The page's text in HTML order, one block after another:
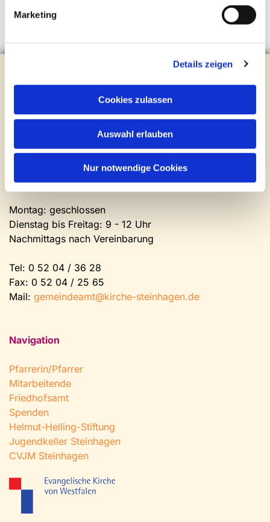
Marketing
Details zeigen
Cookies zulassen
Auswahl erlauben
Nur notwendige Cookies
Evangelische Kirchengemeinde Steinhagen
Brockhagener Straße 28 | 33803 Steinhagen
0 52 04 / 36 28
Mail:gemeindeamt@kirche-steinhagen.de
Newsletter abonnieren
Kontakt und Öffnungszeiten
Gemeinde- und Friedhofsamt
Montag: geschlossen
Dienstag bis Freitag: 9 - 12 Uhr
Nachmittags nach Vereinbarung
Tel: 0 52 04 / 36 28
Fax: 0 52 04 / 25 65
Mail: gemeindeamt@kirche-steinhagen.de
Navigation
Pfarrerin/Pfarrer
Mitarbeitende
Friedhofsamt
Spenden
Helmut-Helling-Stiftung
Jugendkeller Steinhagen
CVJM Steinhagen